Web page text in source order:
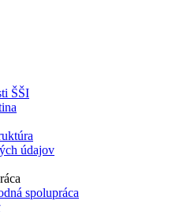
ŠŠI
údajov
spolupráca